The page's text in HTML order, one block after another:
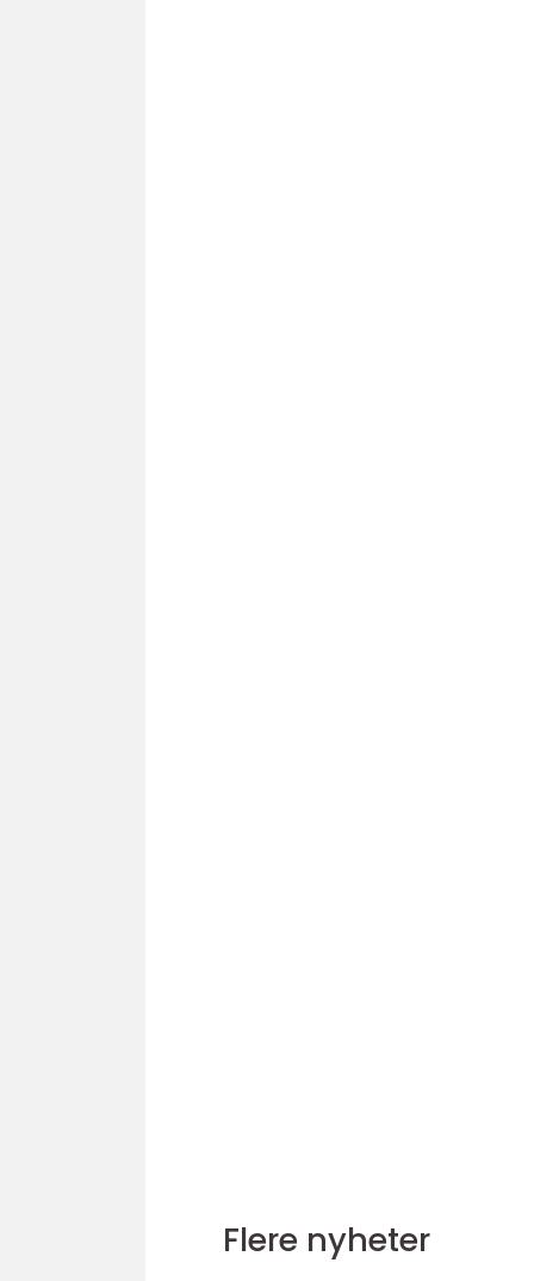
Flere nyheter